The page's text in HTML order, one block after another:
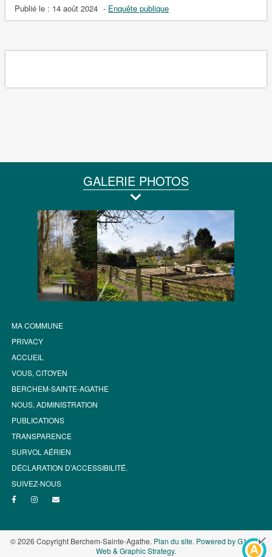
Publié le : 14 août 2024 - Enquête publique
GALERIE PHOTOS
MA COMMUNE
PRIVACY
ACCUEIL
VOUS, CITOYEN
BERCHEM-SAINTE-AGATHE
NOUS, ADMINISTRATION
PUBLICATIONS
TRANSPARENCE
SURVOL AÉRIEN
DÉCLARATION D’ACCESSIBILITÉ.
SUIVEZ-NOUS
© 2026 Copyright Berchem-Sainte-Agathe. Plan du site. Powered by G1.be -
Web & Graphic Strategy.